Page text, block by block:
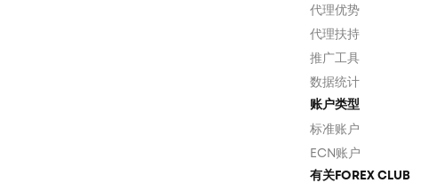
代理优势
代理扶持
推广工具
数据统计
账户类型
标准账户
ECN账户
有关FOREX CLUB